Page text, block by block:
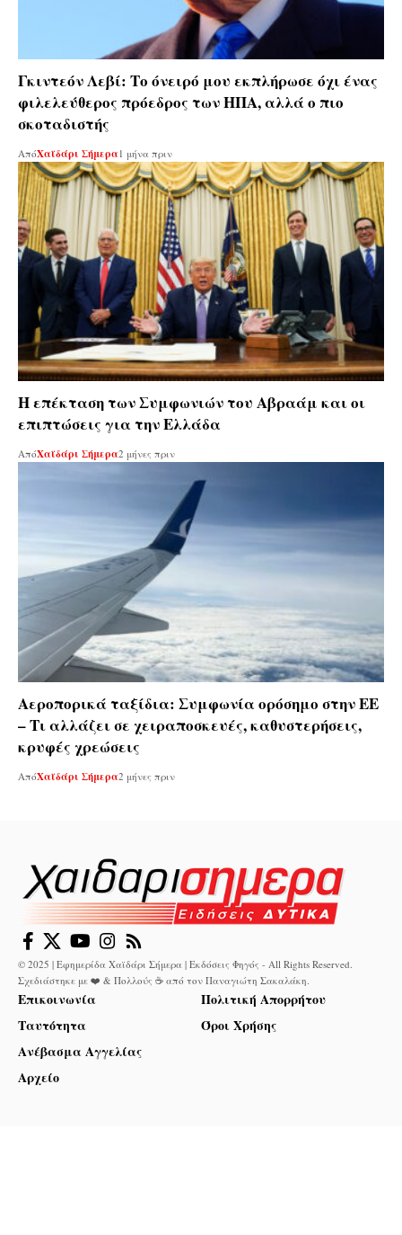
Γκιντεόν Λεβί: Το όνειρό μου εκπλήρωσε όχι ένας
φιλελεύθερος πρόεδρος των ΗΠΑ, αλλά ο πιο
σκοταδιστής
ΑπόΧαϊδάρι Σήμερα 1 μήνα πριν
Η επέκταση των Συμφωνιών του Αβραάμ και οι
επιπτώσεις για την Ελλάδα
ΑπόΧαϊδάρι Σήμερα2 μήνες πριν
Αεροπορικά ταξίδια: Συμφωνία ορόσημο στην ΕΕ
– Τι αλλάζει σε χειραποσκευές, καθυστερήσεις,
κρυφές χρεώσεις
ΑπόΧαϊδάρι Σήμερα2 μήνες πριν
© 2025 | Εφημερίδα Χαϊδάρι Σήμερα | Εκδόσεις Φηγός - All Rights Reserved.
Σχεδιάστηκε με ❤️ & Πολλούς ☕ από τον Παναγιώτη Σακαλάκη
Επικοινωνία
Ταυτότητα
Ανέβασμα Αγγελίας
Αρχείο
Πολιτική Απορρήτου
Όροι Χρήσης